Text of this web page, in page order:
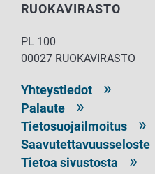
RUOKAVIRASTO
PL 100
00027 RUOKAVIRASTO
Yhteystiedot
Palaute
Tietosuojailmoitus
Saavutettavuusseloste
Tietoa sivustosta